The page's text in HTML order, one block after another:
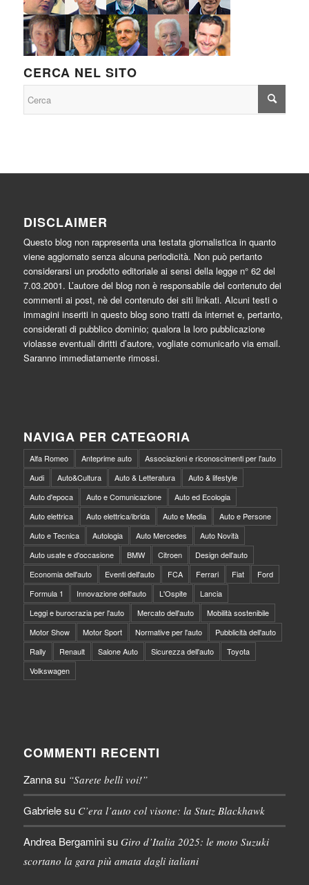
CERCA NEL SITO
DISCLAIMER
Questo blog non rappresenta una testata giornalistica in quanto
viene aggiornato senza alcuna periodicità. Non può pertanto
considerarsi un prodotto editoriale ai sensi della legge n° 62 del
7.03.2001. L’autore del blog non è responsabile del contenuto dei
commenti ai post, nè del contenuto dei siti linkati. Alcuni testi o
immagini inseriti in questo blog sono tratti da internet e, pertanto,
considerati di pubblico dominio; qualora la loro pubblicazione
violasse eventuali diritti d’autore, vogliate comunicarlo via email.
Saranno immediatamente rimossi.
NAVIGA PER CATEGORIA
Alfa Romeo Anteprime auto
Associazioni e riconoscimenti per l'auto
Audi
Auto&Cultura Auto & Letteratura
Auto & lifestyle
Auto d'epoca
Auto e Comunicazione
Auto ed Ecologia
Auto elettrica
Auto elettrica/ibrida Auto e Media
Auto e Persone
Auto e Tecnica
Autologia Auto Mercedes
Auto Novità
Auto usate e d'occasione
BMW Citroen
Design dell'auto
Economia dell'auto
Eventi dell'auto FCA Ferrari Fiat
Ford
Formula 1
Innovazione dell'auto L'Ospite
Lancia
Leggi e burocrazia per l'auto
Mercato dell'auto
Mobilità sostenibile
Motor Show
Motor Sport Normative per l'auto
Pubblicità dell'auto
Rally
Renault Salone Auto Sicurezza dell'auto
Toyota
Volkswagen
COMMENTI RECENTI
Zannasu “Sarete belli voi!”
Gabrielesu C’era l’auto col visone: la Stutz Blackhawk
Andrea Bergaminisu Giro d’Italia 2025: le moto Suzuki
scortano la gara più amata dagli italiani